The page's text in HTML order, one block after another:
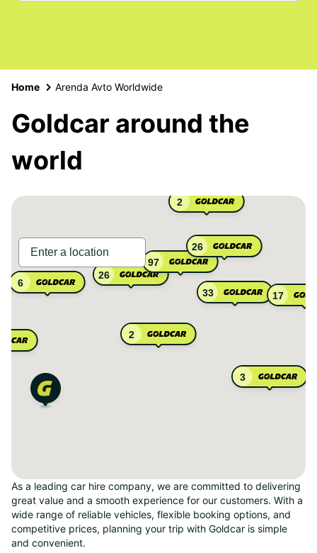
Home Arenda Avto Worldwide
Goldcar around the
world
2
26
97
33
26
3
2
6
17
As a leading car hire company, we are committed to delivering
great value and a smooth experience for our customers. With a
wide range of reliable vehicles, flexible booking options, and
competitive prices, planning your trip with Goldcar is simple
and convenient.